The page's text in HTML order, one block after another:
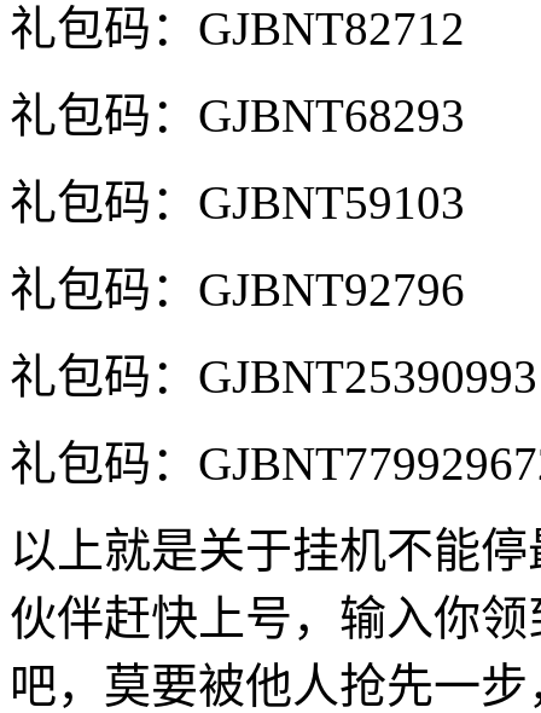
礼包码：GJBNT82712
礼包码：GJBNT68293
礼包码：GJBNT59103
礼包码：GJBNT92796
礼包码：
礼包码：
以上就是关于挂机不能
伙伴赶快上号，输入你
吧，莫要被他人抢先一